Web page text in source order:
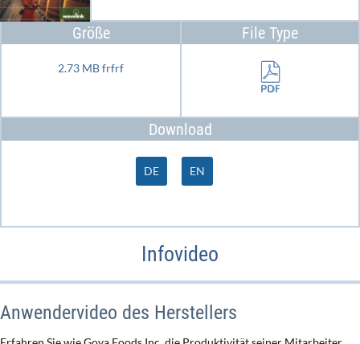
Größe
2.73 MB frfrf
File Type
Download
DE EN
Infovideo
Anwendervideo des Herstellers